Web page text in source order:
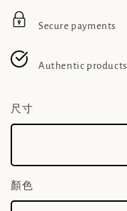
Secure payments
Authentic products
尺寸
顏色